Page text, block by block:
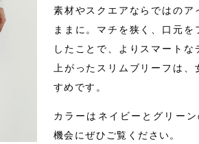
素材やスクエアならではのア
ままに。マチを狭く、口元を
したことで、よりスマートな
上がったスリムブリーフは、
すめです。
カラーはネイビーとグリー
機会にぜひご覧ください。